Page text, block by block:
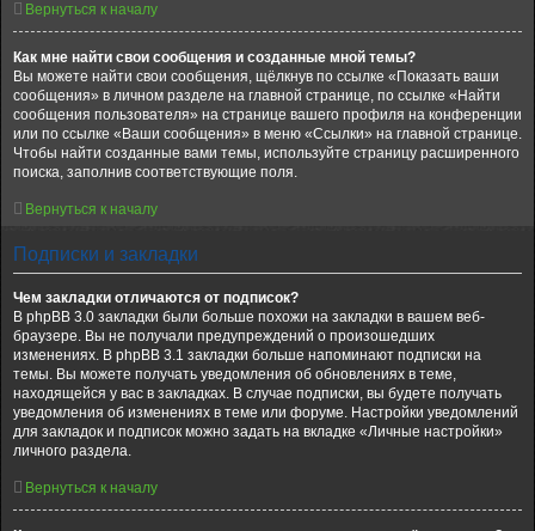
Вернуться к началу
Как мне найти свои сообщения и созданные мной темы?
Вы можете найти свои сообщения, щёлкнув по ссылке «Показать ваши
сообщения» в личном разделе на главной странице, по ссылке «Найти
сообщения пользователя» на странице вашего профиля на конференции
или по ссылке «Ваши сообщения» в меню «Ссылки» на главной странице.
Чтобы найти созданные вами темы, используйте страницу расширенного
поиска, заполнив соответствующие поля.
Вернуться к началу
Подписки и закладки
Чем закладки отличаются от подписок?
В phpBB 3.0 закладки были больше похожи на закладки в вашем веб-
браузере. Вы не получали предупреждений о произошедших
изменениях. В phpBB 3.1 закладки больше напоминают подписки на
темы. Вы можете получать уведомления об обновлениях в теме,
находящейся у вас в закладках. В случае подписки, вы будете получать
уведомления об изменениях в теме или форуме. Настройки уведомлений
для закладок и подписок можно задать на вкладке «Личные настройки»
личного раздела.
Вернуться к началу